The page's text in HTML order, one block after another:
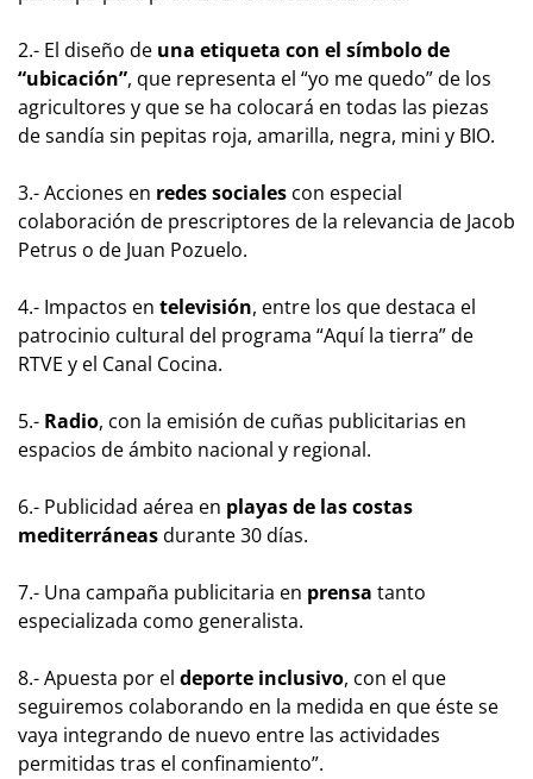
2.- El diseño de una etiqueta con el símbolo de
“ubicación”, que representa el “yo me quedo” de los
agricultores y que se ha colocará en todas las piezas
de sandía sin pepitas roja, amarilla, negra, mini y BIO.
3.- Acciones en redes sociales con especial
colaboración de prescriptores de la relevancia de Jacob
Petrus o de Juan Pozuelo.
4.- Impactos en televisión, entre los que destaca el
patrocinio cultural del programa “Aquí la tierra” de
RTVE y el Canal Cocina.
5.- Radio, con la emisión de cuñas publicitarias en
espacios de ámbito nacional y regional.
6.- Publicidad aérea en playas de las costas
mediterráneasdurante 30 días.
7.- Una campaña publicitaria en prensa tanto
especializada como generalista.
8.- Apuesta por el deporte inclusivo, con el que
seguiremos colaborando en la medida en que éste se
vaya integrando de nuevo entre las actividades
permitidas tras el confinamiento”.